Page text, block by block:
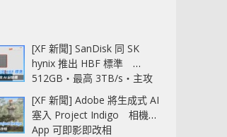
[XF 新聞] SanDisk 同 SK
hynix 推出 HBF 標準
512GB‧最高 3TB/s‧主攻
AI 記憶體
[XF 新聞] Adobe 將生成式 AI
塞入 Project Indigo 相機
App 可即影即改相